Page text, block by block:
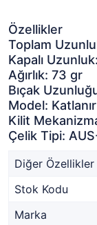
Özellikler
Toplam
Kapalı
Ağırlık: 73 gr
Bıçak
Model: Katlanır
Kilit
Çelik Tipi:
Diğer Özellikler
Stok Kodu
Marka